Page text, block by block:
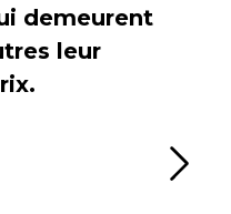
demeurent
leur